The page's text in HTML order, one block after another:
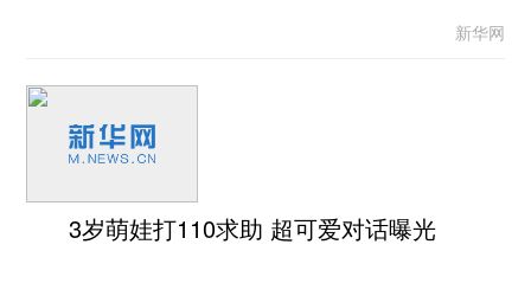
新华网
3岁萌娃打110求助 超可爱对话曝光